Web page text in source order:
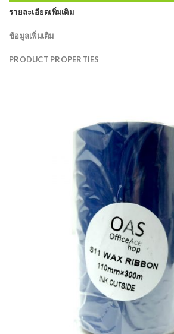
รายละเอียดเพิ่มเติม
ข้อมูลเพิ่มเติม
PRODUCT PROPERTIES